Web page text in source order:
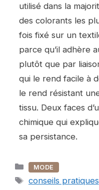
utilisé dans la
des colorants les
fois fixé sur un
parce qu’il adhère
plutôt que par
qui le rend facile à
le rend résistant
tissu. Deux faces
chimique qui
sa persistance.
Catégories
MODE
Étiquettes
conseils pratiques